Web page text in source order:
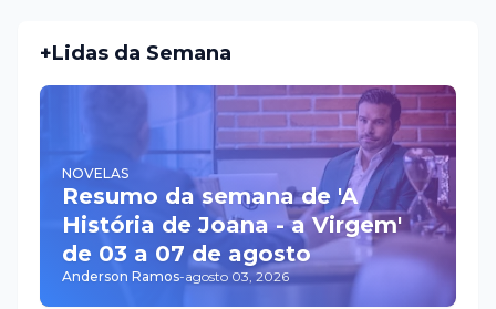
+Lidas da Semana
NOVELAS
Resumo da semana de 'A
História de Joana - a Virgem'
de 03 a 07 de agosto
Anderson Ramos-agosto 03, 2026